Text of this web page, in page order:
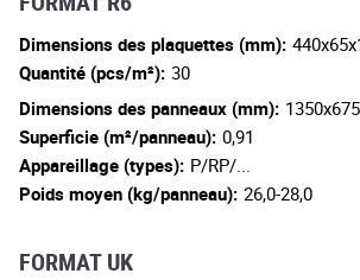
Dimensions des plaquettes (mm):
Quantité (pcs/m²): 30
Dimensions des panneaux (mm):
Superficie (m²/panneau): 0,91
Appareillage (types): P/RP/...
Poids moyen (kg/panneau): 26,0-28,0
FORMAT UK